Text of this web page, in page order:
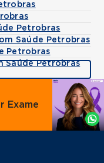
Petrobras
Saúde Petrobras
Petrobras
Saúde Petrobras
Agende
por
Whatsapp
Exame